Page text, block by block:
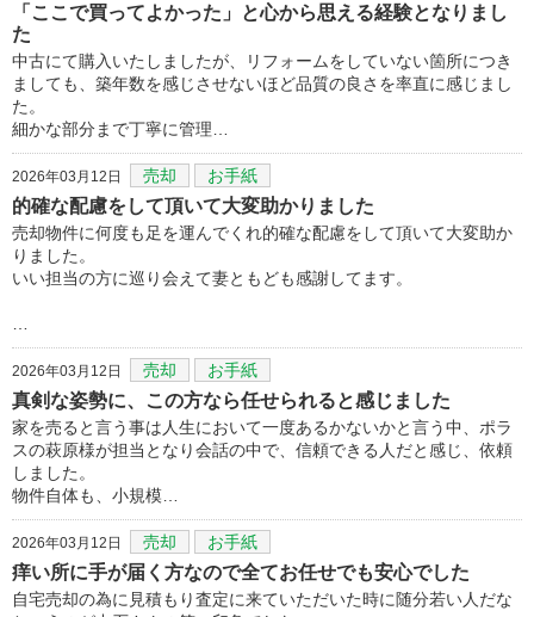
「ここで買ってよかった」と心から思える経験となりまし
た
中古にて購入いたしましたが、リフォームをしていない箇所につき
ましても、築年数を感じさせないほど品質の良さを率直に感じまし
た。
細かな部分まで丁寧に管理…
2026年03月12日 売却 お手紙
的確な配慮をして頂いて大変助かりました
売却物件に何度も足を運んでくれ的確な配慮をして頂いて大変助か
りました。
いい担当の方に巡り会えて妻ともども感謝してます。
2026年03月12日 売却 お手紙
真剣な姿勢に、この方なら任せられると感じました
家を売ると言う事は人生において一度あるかないかと言う中、ポラ
スの萩原様が担当となり会話の中で、信頼できる人だと感じ、依頼
しました。
物件自体も、小規模…
2026年03月12日 売却 お手紙
痒い所に手が届く方なので全てお任せでも安心でした
自宅売却の為に見積もり査定に来ていただいた時に随分若い人だな